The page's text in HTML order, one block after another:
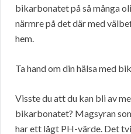
bikarbonatet på så många
närmre på det där med
hem.
Ta hand om din hälsa med
Visste du att du kan bli av
bikarbonatet? Magsyran
har ett lågt PH-värde. Det